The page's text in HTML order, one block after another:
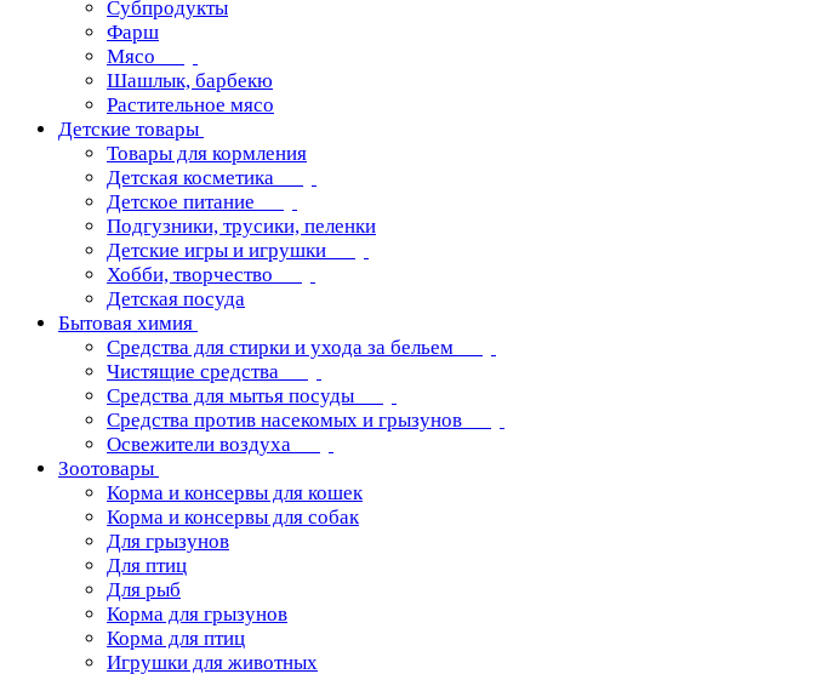
Субпродукты
Фарш
Мясо
Шашлык, барбекю
Растительное мясо
Детские товары
Товары для кормления
Детская косметика
Детское питание
Подгузники, трусики, пеленки
Детские игры и игрушки
Хобби, творчество
Детская посуда
Бытовая химия
Средства для стирки и ухода за бельем
Чистящие средства
Средства для мытья посуды
Средства против насекомых и грызунов
Освежители воздуха
Зоотовары
Корма и консервы для кошек
Корма и консервы для собак
Для грызунов
Для птиц
Для рыб
Корма для грызунов
Корма для птиц
Игрушки для животных